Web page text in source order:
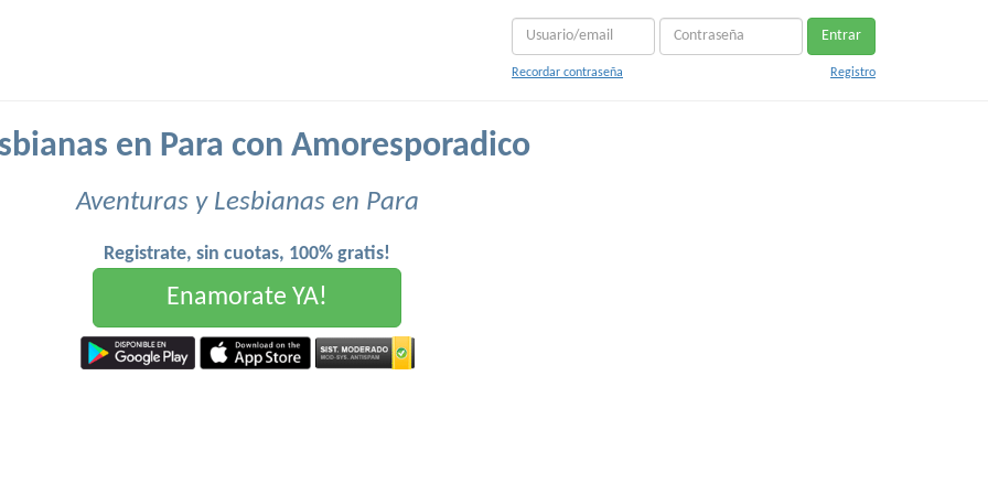
Entrar
Recordar contraseña Registro
en Para con Amoresporadico
Aventuras y Lesbianas en Para
Registrate, sin cuotas, 100% gratis!
Enamorate YA!